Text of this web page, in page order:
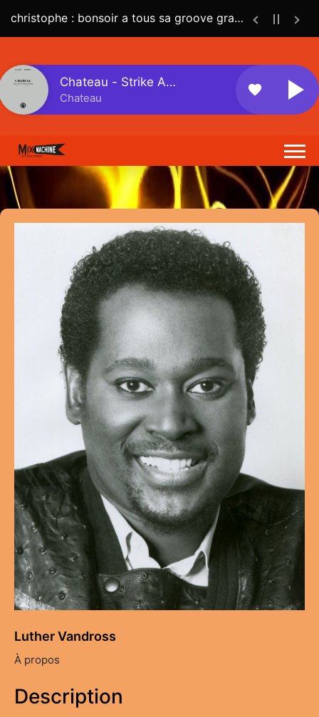
christophe : bonsoir a tous sa groove grave ici
Chateau - Strike A
S...
Chateau
favorite
Luther Vandross
À propos
Description